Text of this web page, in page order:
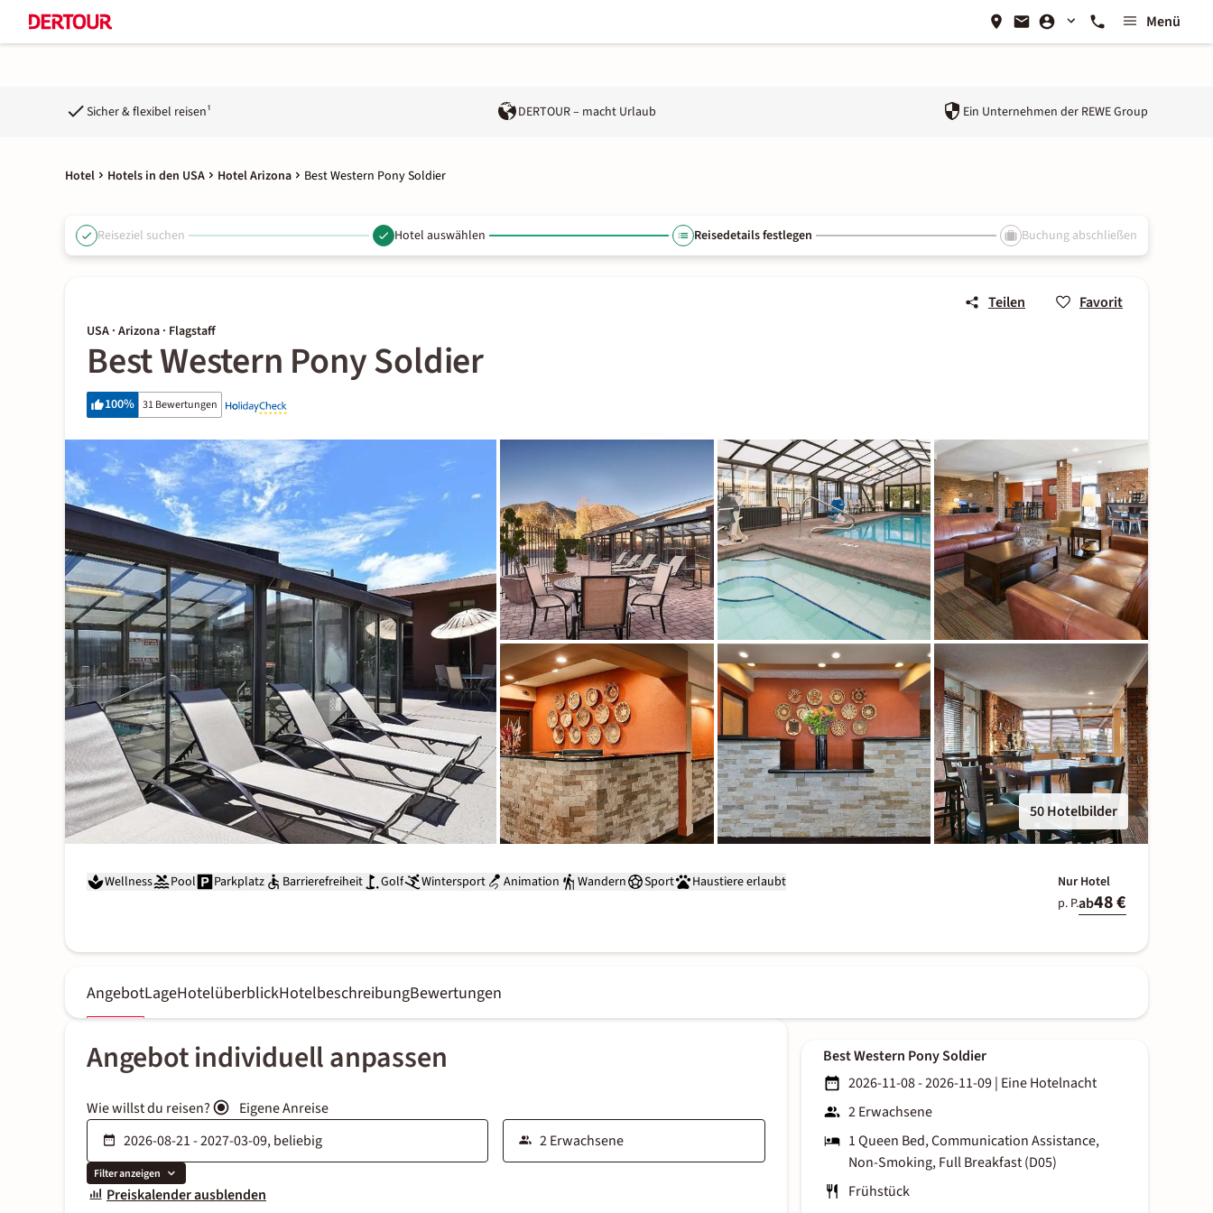
Menü
Sicher & flexibel reisen¹ DERTOUR – macht Urlaub Ein Unternehmen der REWE Group
Hotel Hotels in den USA Hotel Arizona Best Western Pony Soldier
Reiseziel suchen Hotel auswählen Reisedetails festlegen Buchung abschließen
Teilen Favorit
USA · Arizona · Flagstaff
Best Western Pony Soldier
100% 31 Bewertungen
50 Hotelbilder
Wellness Pool Parkplatz Barrierefreiheit Golf Wintersport Animation Wandern Sport Haustiere erlaubt
Nur Hotel
p. P.ab48 €
AngebotLageHotelüberblickHotelbeschreibungBewertungen
Angebot individuell anpassen
Wie willst du reisen? Eigene Anreise
Filter anzeigen
Preiskalender ausblenden
Best Western Pony Soldier
2026-11-08 - 2026-11-09| Eine Hotelnacht
2 Erwachsene
1 Queen Bed, Communication Assistance,
Non-Smoking, Full Breakfast (D05)
Frühstück